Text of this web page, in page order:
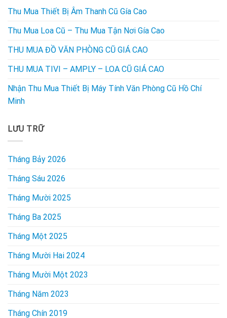
Thu Mua Thiết Bị Âm Thanh Cũ Gía Cao
Thu Mua Loa Cũ – Thu Mua Tận Nơi Gía Cao
THU MUA ĐỒ VĂN PHÒNG CŨ GIÁ CAO
THU MUA TIVI – AMPLY – LOA CŨ GIÁ CAO
Nhận Thu Mua Thiết Bị Máy Tính Văn Phòng Cũ Hồ Chí
Minh
LƯU TRỮ
Tháng Bảy 2026
Tháng Sáu 2026
Tháng Mười 2025
Tháng Ba 2025
Tháng Một 2025
Tháng Mười Hai 2024
Tháng Mười Một 2023
Tháng Năm 2023
Tháng Chín 2019